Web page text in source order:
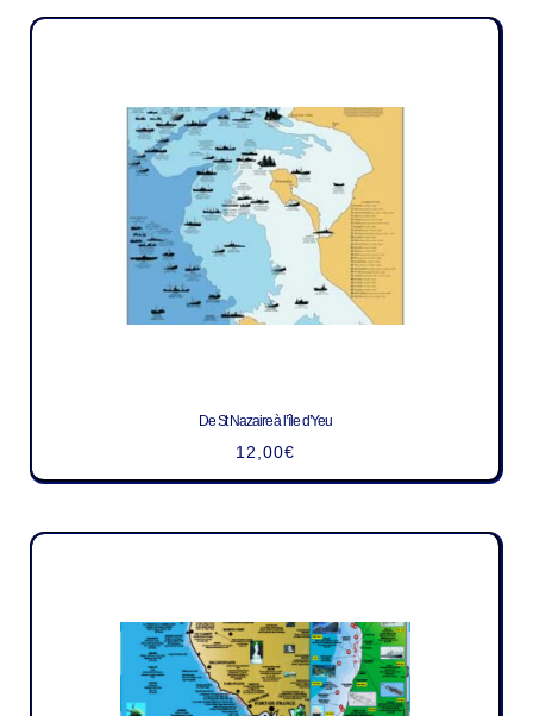
De St Nazaire à l’île d’Yeu
12,00€